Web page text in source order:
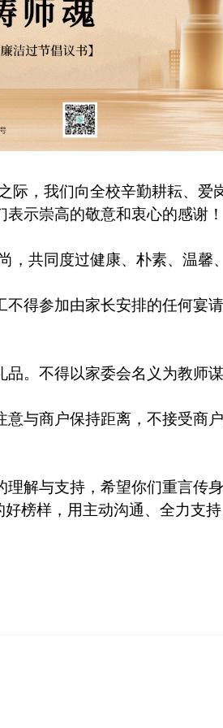
际，我们向全校辛勤耕耘、爱
示崇高的敬意和衷心的感谢！
，共同度过健康、朴素、温
得参加由家长安排的任何宴
。不得以家委会名义为教师
与商户保持距离，不接受商
解与支持，希望你们重言传
榜样，用主动沟通、全力支